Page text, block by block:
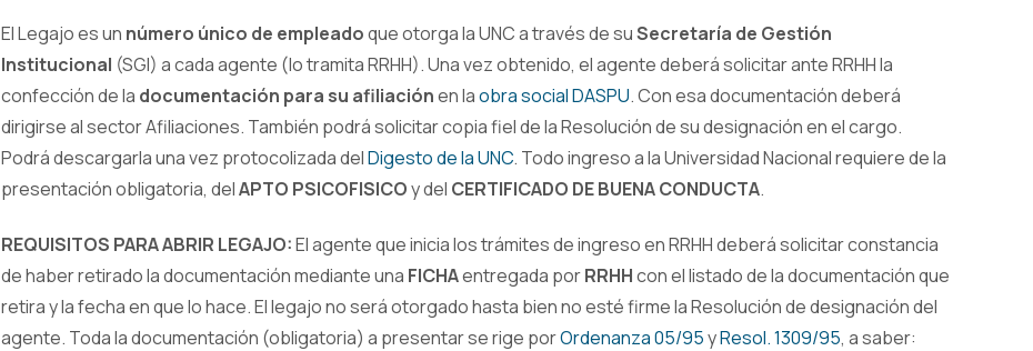
El Legajo es un número único de empleadoque otorga la UNC a través de suSecretaría de Gestión
Institucional (SGI) a cada agente (lo tramita RRHH). Una vez obtenido, el agente deberá solicitar ante RRHH la
confección de la documentación para su afiliaciónen laobra social DASPU. Con esa documentación deberá
dirigirse al sector Afiliaciones. También podrá solicitar copia fiel de la Resolución de su designación en el cargo.
Podrá descargarla una vez protocolizada delDigesto de la UNC. Todo ingreso a la Universidad Nacional requiere de la
presentación obligatoria, delAPTO PSICOFISICOy del CERTIFICADO DE BUENA CONDUCTA.
REQUISITOS PARA ABRIR LEGAJO:El agente que inicia los trámites de ingreso en RRHH deberá solicitar constancia
de haber retirado la documentación mediante una FICHAentregada porRRHHcon el listado de la documentación que
retira y la fecha en que lo hace. El legajo no será otorgado hasta bien no esté firme la Resolución de designación del
agente. Toda la documentación (obligatoria) a presentar se rige porOrdenanza 05/95yResol. 1309/95, a saber: